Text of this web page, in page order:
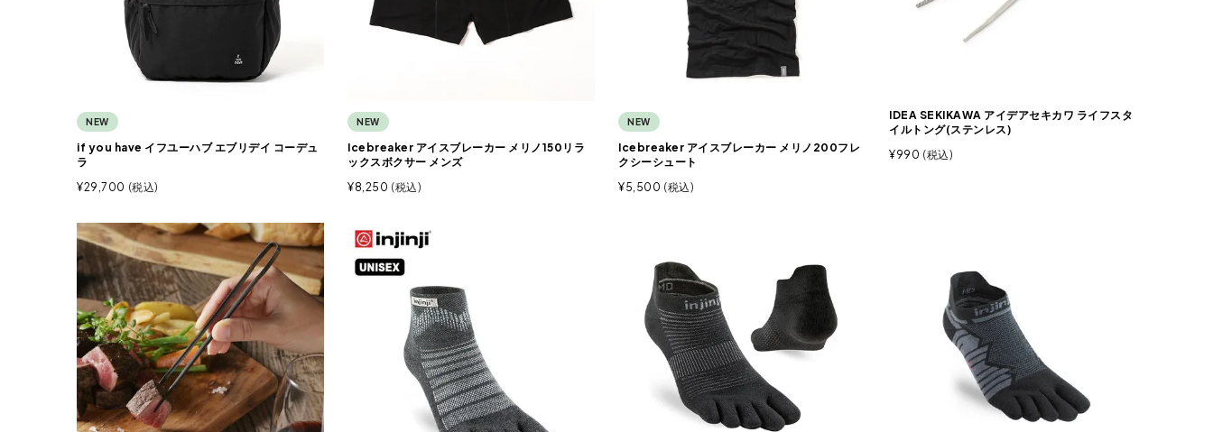
NEW
if you have イフユーハブ エブリデイ コーデュ
ラ
¥29,700 税込
NEW
Icebreaker アイスブレーカー メリノ150リラ
ックスボクサー メンズ
¥8,250 税込
NEW
Icebreaker アイスブレーカー メリノ200フレ
クシーシュート
¥5,500 税込
IDEA SEKIKAWA アイデアセキカワ ライフスタ
イルトング(ステンレス)
¥990 税込